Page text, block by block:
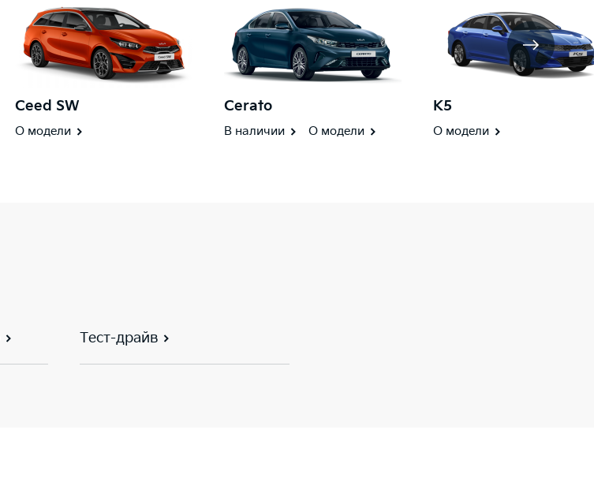
Ceed SW
О модели
Cerato
В наличии О модели
K5
О модели
Тест-драйв